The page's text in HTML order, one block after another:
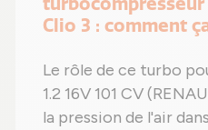
Clio 3 : comment
Le rôle de ce turbo
1.2 16V 101 CV
la pression de l'air